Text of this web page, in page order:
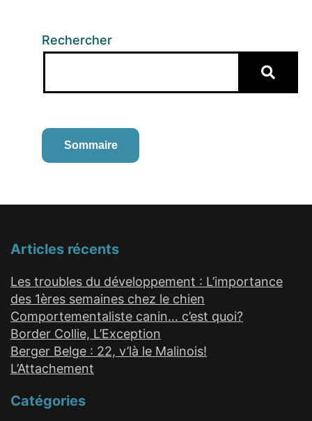
Rechercher
Sommaire
Articles récents
Les troubles du développement : L’importance
des 1ères semaines chez le chien
Comportementaliste canin… c’est quoi?
Border Collie, L’Exception
Berger Belge : 22, v’là le Malinois!
L’Attachement
Catégories